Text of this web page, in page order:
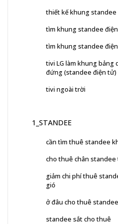
thiết kế khung
tìm khung standee
tìm khung standee
tivi LG làm khung bảng
đứng (standee điện tử)
tivi ngoài trời
1_STANDEE
cần tìm thuê standee
cho thuê chân standee
giảm chi phí thuê
gió
ở đâu cho thuê
standee sắt cho thuê